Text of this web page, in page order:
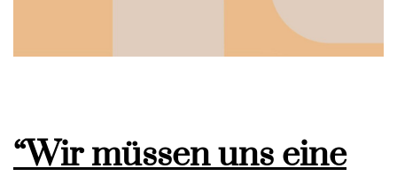
“Wir müssen uns eine